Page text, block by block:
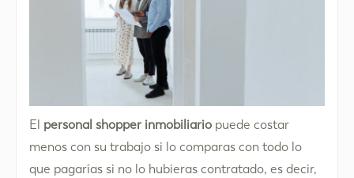
El personal shopper inmobiliario puede costar
menos con su trabajo si lo comparas con todo lo
que pagarías si no lo hubieras contratado, es decir,